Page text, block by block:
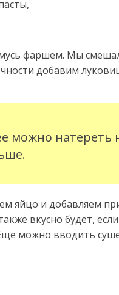
фаршем. Мы
добавим
можно натереть
яйцо и добавляем
вкусно будет,
можно вводить